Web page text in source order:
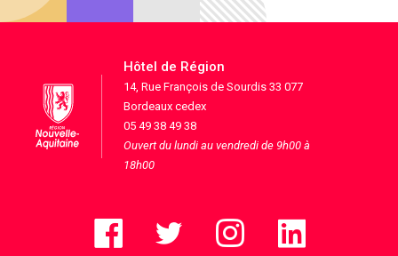
Hôtel de Région
14, Rue François de Sourdis 33 077
Bordeaux cedex
05 49 38 49 38
Ouvert du lundi au vendredi de 9h00 à
18h00